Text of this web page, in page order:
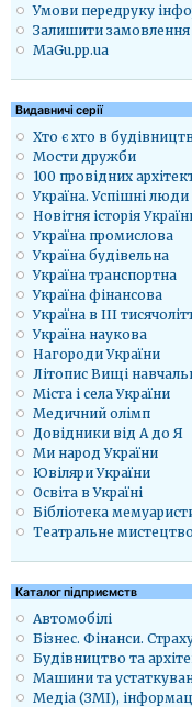
Умови передруку
Залишити замовлення
MaGu.pp.ua
Видавничі серії
Хто є хто в
Мости дружби
100 провідних
Україна. Успішні люди
Новітня історія
Україна промислова
Україна будівельна
Україна транспортна
Україна фінансова
Україна в ІІІ
Україна наукова
Нагороди України
Літопис Вищі
Міста і села України
Медичний олімп
Довідники від А до Я
Ми народ України
Ювіляри України
Освіта в Україні
Бібліотека
Театральне
Каталог підприємств
Автомобілі
Бізнес. Фінанси.
Будівництво та
Машини та
Медіа (ЗМІ),